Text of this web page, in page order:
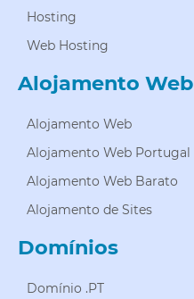
Hosting
Web Hosting
Alojamento Web
Alojamento Web
Alojamento Web Portugal
Alojamento Web Barato
Alojamento de Sites
Domínios
Domínio .PT